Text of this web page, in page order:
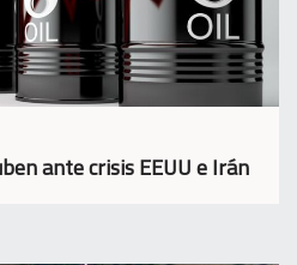
ante crisis EEUU e Irán